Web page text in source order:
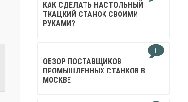
КАК СДЕЛАТЬ НАСТОЛЬНЫЙ
ТКАЦКИЙ СТАНОК СВОИМИ
РУКАМИ?
1
ОБЗОР ПОСТАВЩИКОВ
ПРОМЫШЛЕННЫХ СТАНКОВ В
МОСКВЕ